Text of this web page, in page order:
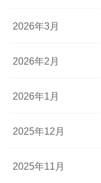
2026年3月
2026年2月
2026年1月
2025年12月
2025年11月